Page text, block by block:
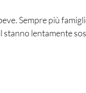
Sempre più
stanno lentamente